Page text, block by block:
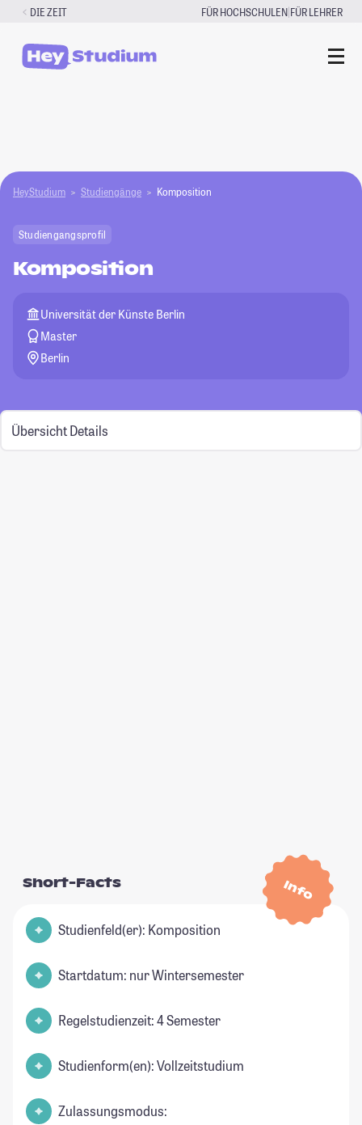
Zum
springen
DIE ZEIT FÜR HOCHSCHULEN|FÜR LEHRER
HeyStudium Studiengänge Komposition
Studiengangsprofil
Komposition
Universität der Künste Berlin
Master
Berlin
Übersicht Details
Info
Short-Facts
Studienfeld(er): Komposition
Startdatum: nur Wintersemester
Regelstudienzeit: 4 Semester
Studienform(en): Vollzeitstudium
Zulassungsmodus: